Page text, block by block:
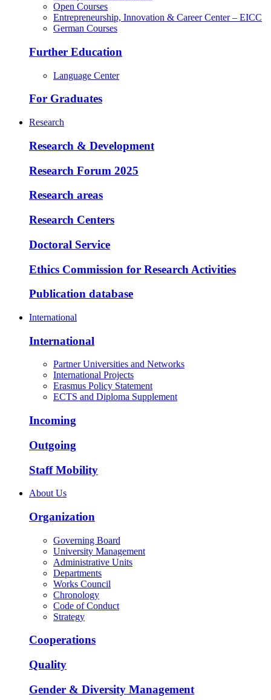
Open Courses
Entrepreneurship, Innovation & Career Center – EICC
German Courses
Further Education
Language Center
For Graduates
Research
Research & Development
Research Forum 2025
Research areas
Research Centers
Doctoral Service
Ethics Commission for Research Activities
Publication database
International
International
Partner Universities and Networks
International Projects
Erasmus Policy Statement
ECTS and Diploma Supplement
Incoming
Outgoing
Staff Mobility
About Us
Organization
Governing Board
University Management
Administrative Units
Departments
Works Council
Chronology
Code of Conduct
Strategy
Cooperations
Quality
Gender & Diversity Management